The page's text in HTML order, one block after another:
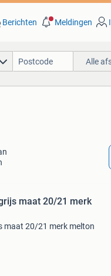
Berichten Meldingen
Alle
maat 20/21 merk
maat 20/21 merk melton